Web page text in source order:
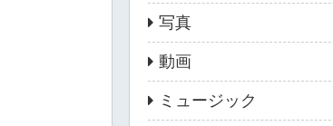
写真
動画
ミュージック